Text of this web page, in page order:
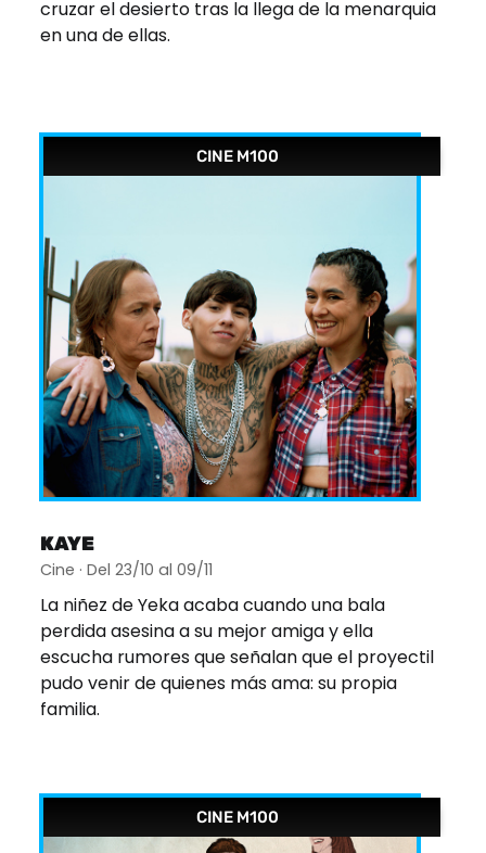
cruzar el desierto tras la llega de la menarquia
en una de ellas.
CINE M100
KAYE
Cine · Del 23/10 al 09/11
La niñez de Yeka acaba cuando una bala
perdida asesina a su mejor amiga y ella
escucha rumores que señalan que el proyectil
pudo venir de quienes más ama: su propia
familia.
CINE M100